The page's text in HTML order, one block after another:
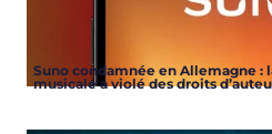
Suno condamnée en Allemagne :
musicale a violé des droits